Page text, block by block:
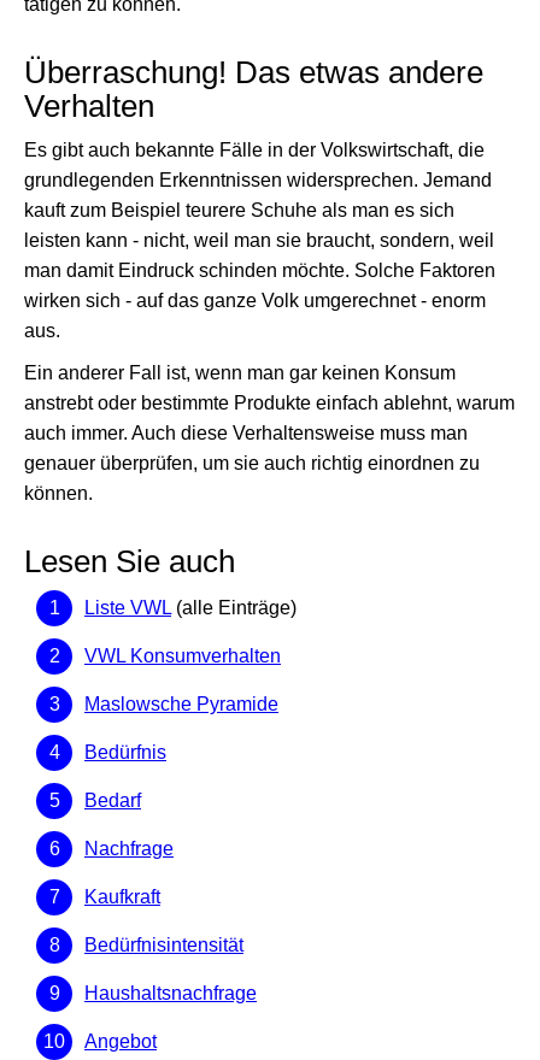
tätigen zu können.
Überraschung! Das etwas andere
Verhalten
Es gibt auch bekannte Fälle in der Volkswirtschaft, die
grundlegenden Erkenntnissen widersprechen. Jemand
kauft zum Beispiel teurere Schuhe als man es sich
leisten kann - nicht, weil man sie braucht, sondern, weil
man damit Eindruck schinden möchte. Solche Faktoren
wirken sich - auf das ganze Volk umgerechnet - enorm
aus.
Ein anderer Fall ist, wenn man gar keinen Konsum
anstrebt oder bestimmte Produkte einfach ablehnt, warum
auch immer. Auch diese Verhaltensweise muss man
genauer überprüfen, um sie auch richtig einordnen zu
können.
Lesen Sie auch
Liste VWL (alle Einträge)
VWL Konsumverhalten
Maslowsche Pyramide
Bedürfnis
Bedarf
Nachfrage
Kaufkraft
Bedürfnisintensität
Haushaltsnachfrage
Angebot